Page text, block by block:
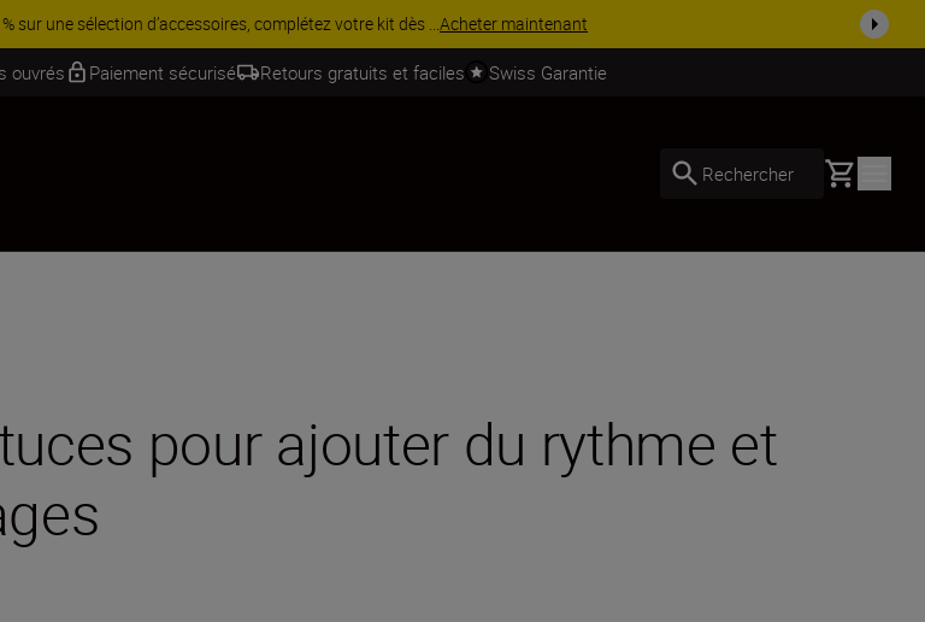
de qualité à nos clients en Suisse.En savoir plus
ouvrés Paiement sécurisé Retours gratuits et faciles Swiss Garantie
Rechercher Basket
pour ajouter du rythme et